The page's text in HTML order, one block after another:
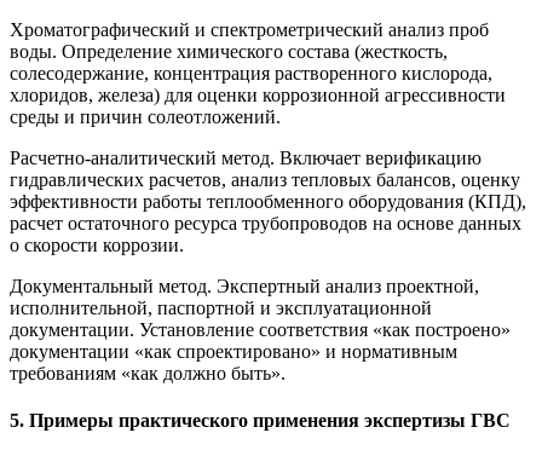
Хроматографический и спектрометрический анализ проб
воды. Определение химического состава (жесткость,
солесодержание, концентрация растворенного кислорода,
хлоридов, железа) для оценки коррозионной агрессивности
среды и причин солеотложений.
Расчетно-аналитический метод. Включает верификацию
гидравлических расчетов, анализ тепловых балансов, оценку
эффективности работы теплообменного оборудования (КПД),
расчет остаточного ресурса трубопроводов на основе данных
о скорости коррозии.
Документальный метод. Экспертный анализ проектной,
исполнительной, паспортной и эксплуатационной
документации. Установление соответствия «как построено»
документации «как спроектировано» и нормативным
требованиям «как должно быть».
5. Примеры практического применения экспертизы ГВС